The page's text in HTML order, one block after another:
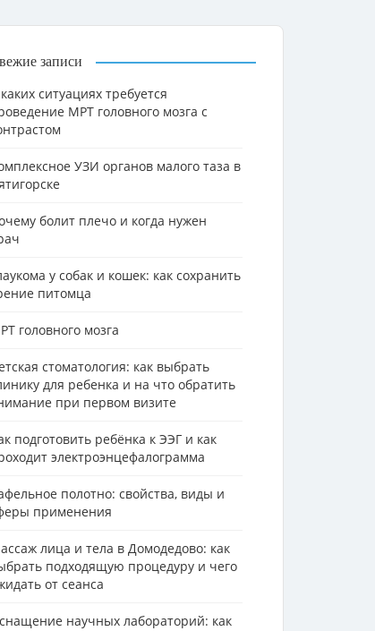
записи
ситуациях требуется
МРТ головного мозга с
УЗИ органов малого таза в
болит плечо и когда нужен
у собак и кошек: как сохранить
питомца
головного мозга
стоматология: как выбрать
для ребенка и на что обратить
при первом визите
подготовить ребёнка к ЭЭГ и как
электроэнцефалограмма
полотно: свойства, виды и
применения
лица и тела в Домодедово: как
подходящую процедуру и чего
от сеанса
научных лабораторий: как